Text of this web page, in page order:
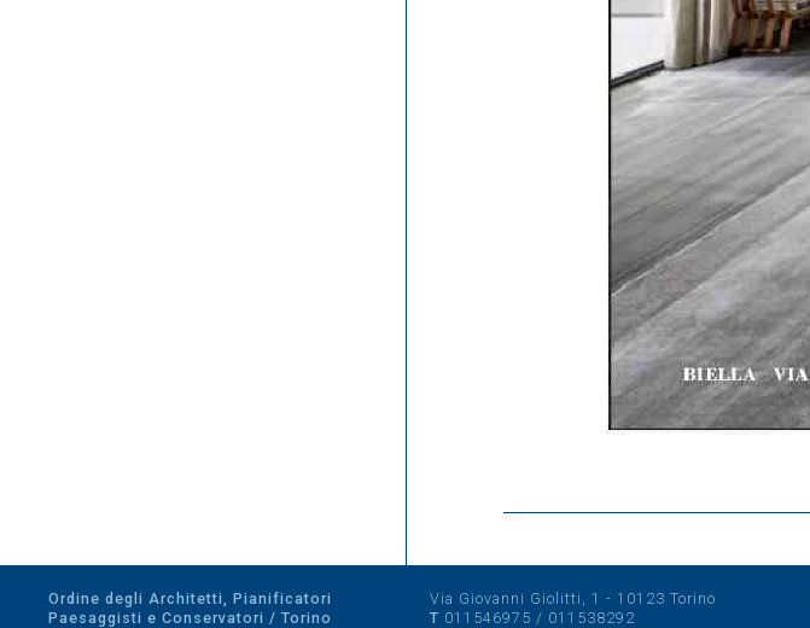
Ordine degli Architetti, Pianificatori
Paesaggisti e Conservatori / Torino
Via Giovanni Giolitti, 1 - 10123 Torino
T 011546975 / 011538292